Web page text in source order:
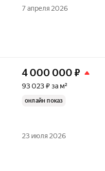
7 апреля 2026
4 000 000 ₽
93 023 ₽ за м²
онлайн показ
23 июля 2026